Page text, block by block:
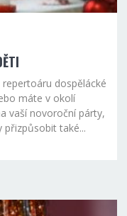
dospělácké
máte v okolí
vaší novoroční párty,
také...